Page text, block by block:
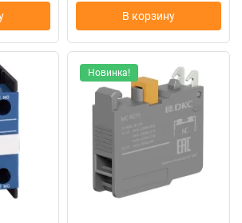
В корзину
Новинка!